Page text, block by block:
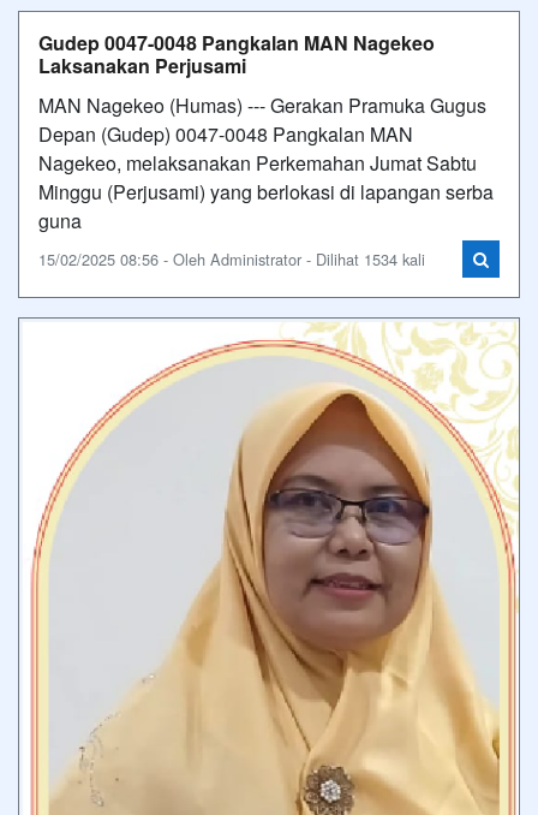
Gudep 0047-0048 Pangkalan MAN Nagekeo
Laksanakan Perjusami
MAN Nagekeo (Humas) --- Gerakan Pramuka Gugus
Depan (Gudep) 0047-0048 Pangkalan MAN
Nagekeo, melaksanakan Perkemahan Jumat Sabtu
Minggu (Perjusami) yang berlokasi di lapangan serba
guna
15/02/2025 08:56 - Oleh Administrator - Dilihat 1534 kali